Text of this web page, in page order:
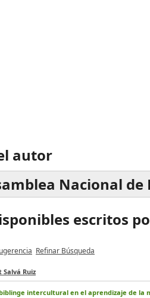
autor
Nacional de
escritos
Refinar Búsqueda
Ruiz
intercultural en el aprendizaje de